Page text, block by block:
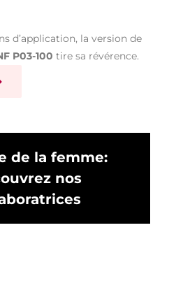
d’application, la version de
P03-100 tire sa révérence.
de la femme:
nos